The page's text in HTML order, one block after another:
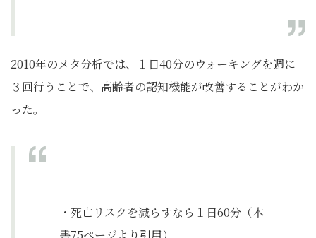
2010年のメタ分析では、１日40分のウォーキングを週に
３回行うことで、高齢者の認知機能が改善することがわか
った。
・死亡リスクを減らすなら１日60分（本